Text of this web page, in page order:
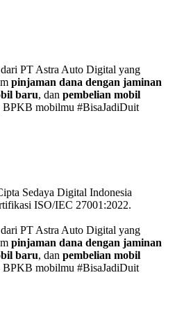
PT Astra Auto Digital yang
pinjaman dana dengan jaminan
baru, dan pembelian mobil
mobilmu #BisaJadiDuit
Sedaya Digital Indonesia
ISO/IEC 27001:2022.
PT Astra Auto Digital yang
pinjaman dana dengan jaminan
baru, dan pembelian mobil
mobilmu #BisaJadiDuit